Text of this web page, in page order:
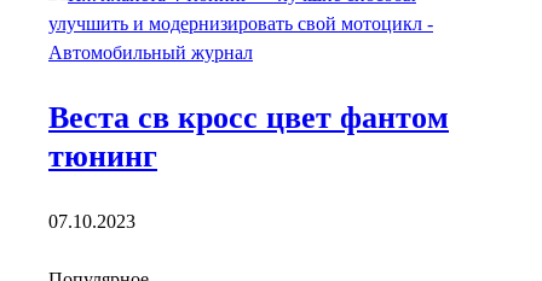
Веста св кросс цвет фантом
тюнинг
07.10.2023